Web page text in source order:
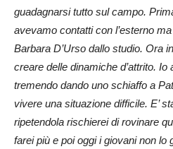
guadagnarsi tutto sul campo.
avevamo contatti con l’esterno
Barbara D’Urso dallo studio. Ora
creare delle dinamiche d’attrito.
tremendo dando uno schiaffo a
vivere una situazione difficile. E’
ripetendola rischierei di rovinare
farei più e poi oggi i giovani non lo